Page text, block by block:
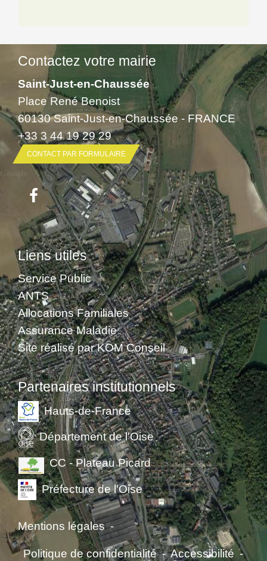
Contactez votre mairie
Saint-Just-en-Chaussée
Place René Benoist
60130 Saint-Just-en-Chaussée - FRANCE
+33 3 44 19 29 29
CONTACT PAR FORMULAIRE
Liens utiles
Service Public
ANTS
Allocations Familiales
Assurance Maladie
Site réalisé par KOM Conseil
Partenaires institutionnels
Hauts-de-France
Département de l'Oise
CC - Plateau Picard
Préfecture de l'Oise
Mentions légales -
Politique de confidentialité - Accessibilité -